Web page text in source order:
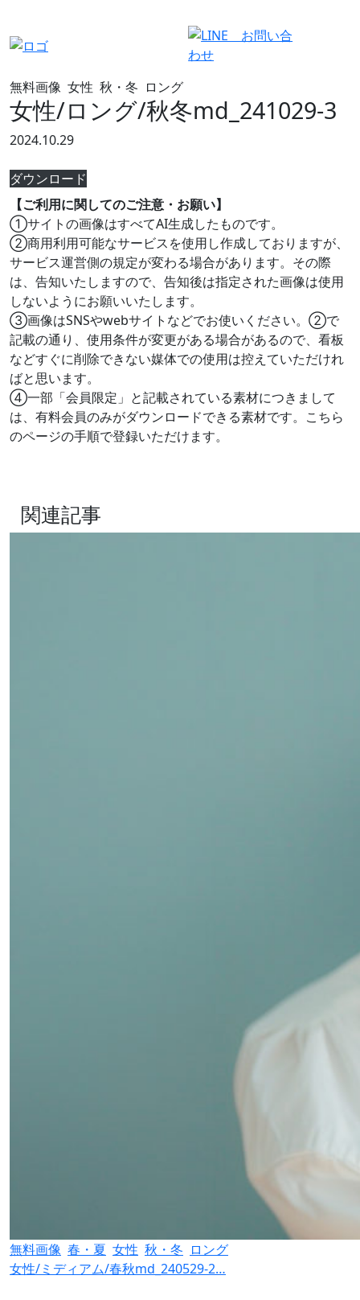
無料画像 女性 秋・冬 ロング
女性/ロング/秋冬md_241029-3
2024.10.29
ダウンロード
【ご利用に関してのご注意・お願い】
①サイトの画像はすべてAI生成したものです。
②商用利用可能なサービスを使用し作成しておりますが、
サービス運営側の規定が変わる場合があります。その際
は、告知いたしますので、告知後は指定された画像は使用
しないようにお願いいたします。
③画像はSNSやwebサイトなどでお使いください。②で
記載の通り、使用条件が変更がある場合があるので、看板
などすぐに削除できない媒体での使用は控えていただけれ
ばと思います。
④一部「会員限定」と記載されている素材につきまして
は、有料会員のみがダウンロードできる素材です。こちら
のページの手順で登録いただけます。
関連記事
無料画像 春・夏 女性 秋・冬 ロング
女性/ミディアム/春秋md_240529-2…